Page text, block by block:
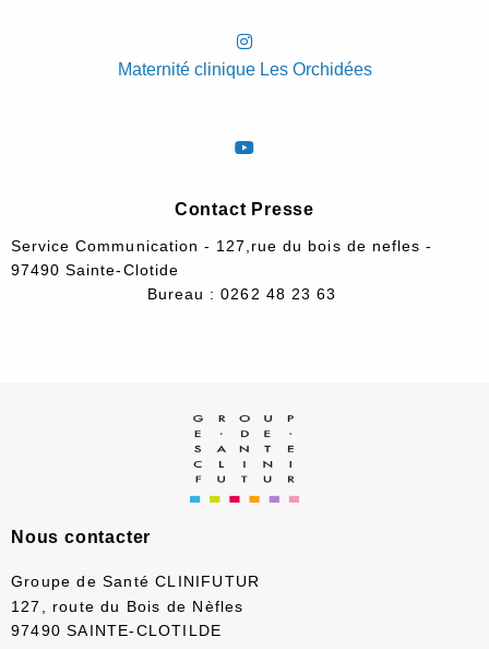
Maternité clinique Les Orchidées
Contact Presse
Service Communication - 127,rue du bois de nefles -
97490 Sainte-Clotide
Bureau : 0262 48 23 63
Nous contacter
Groupe de Santé CLINIFUTUR
127, route du Bois de Nèfles
97490 SAINTE-CLOTILDE